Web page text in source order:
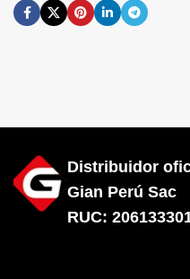
Distribuidor
Gian Perú Sac
RUC: